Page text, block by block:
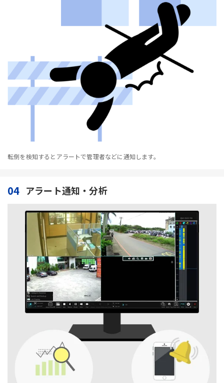
転倒を検知するとアラートで管理者などに通知します。
04 アラート通知・分析